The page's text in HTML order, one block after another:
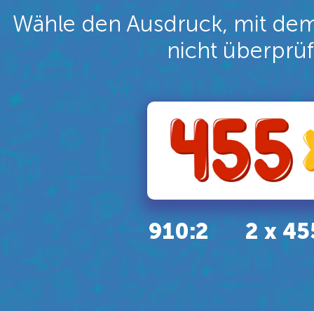
910:2 2 х
Wähle den Ausdruck, mit
nicht